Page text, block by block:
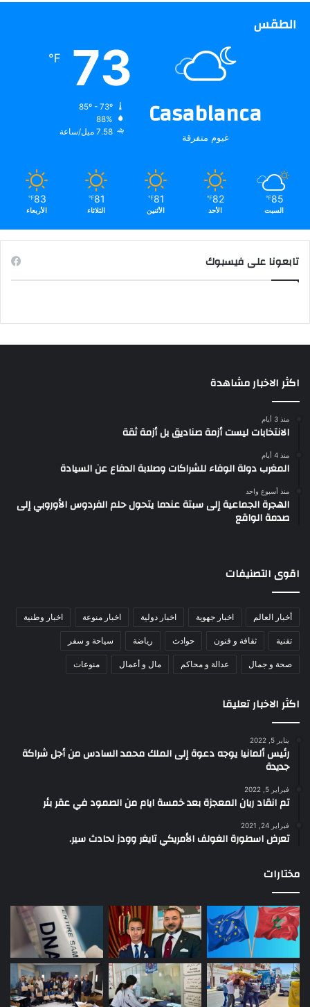
الطقس
Casablanca
غيوم متفرقة
73
℉
88%
7.58 ميل/ساعة
85
℉
السبت
82
℉
الأحد
81
℉
الأثنين
81
℉
الثلاثاء
83
℉
الأربعاء
تابعونا على فيسبوك
اكثر الاخبار مشاهدة
منذ 3 أيام
الانتخابات ليست أزمة صناديق بل أزمة ثقة
منذ 4 أيام
المغرب دولة الوفاء للشراكات وصلابة الدفاع عن السيادة
منذ أسبوع واحد
الهجرة الجماعية إلى سبتة عندما يتحول حلم الفردوس الأوروبي إلى
صدمة الواقع
اقوى التصنيفات
أخبار العالم اخبار جهوية اخبار دولية اخبار منوعة اخبار وطنية
تقنية ثقافة و فنون حوادث رياضة سياحة و سفر
صحة و جمال عدالة و محاكم مال و أعمال منوعات
اكثر الاخبار تعليقا
يناير 5, 2022
رئيس ألمانيا يوجه دعوة إلى الملك محمد السادس من أجل شراكة
جديدة
فبراير 5, 2022
تم انقاد ريان المعجزة بعد خمسة ايام من الصمود في عقر بئر
فبراير 24, 2021
تعرض اسطورة الغولف الأمريكي تايغر وودز لحادث سير.
مختارات